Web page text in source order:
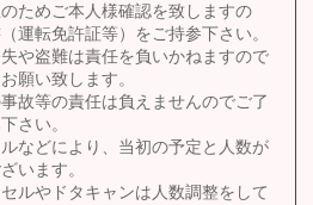
のためご本人様確認を致しますの
運転免許証等）をご持参下さい。
失や盗難は責任を負いかねますので
願い致します。
事故等の責任は負えませんのでご了
さい。
ルなどにより、当初の予定と人数が
います。
セルやドタキャンは人数調整をして